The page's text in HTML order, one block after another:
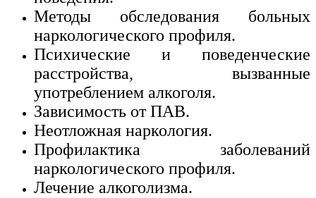
Методы обследования больных
наркологического профиля.
Психические и поведенческие
расстройства, вызванные
употреблением алкоголя.
Зависимость от ПАВ.
Неотложная наркология.
Профилактика заболеваний
наркологического профиля.
Лечение алкоголизма.